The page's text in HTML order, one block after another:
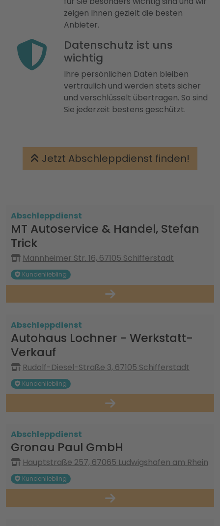
zeigen Ihnen gezielt die besten
Anbieter.
Datenschutz ist uns
wichtig
Ihre persönlichen Daten bleiben
vertraulich und werden stets sicher
und verschlüsselt übertragen. So sind
Sie jederzeit bestens geschützt.
Jetzt Abschleppdienst finden!
Abschleppdienst
MT Autoservice & Handel, Stefan
Trick
Mannheimer Str. 16, 67105 Schifferstadt
Kundenliebling
Abschleppdienst
Autohaus Lochner - Werkstatt-
Verkauf
Rudolf-Diesel-Straße 3, 67105 Schifferstadt
Kundenliebling
Abschleppdienst
Gronau Paul GmbH
Hauptstraße 257, 67065 Ludwigshafen am Rhein
Kundenliebling